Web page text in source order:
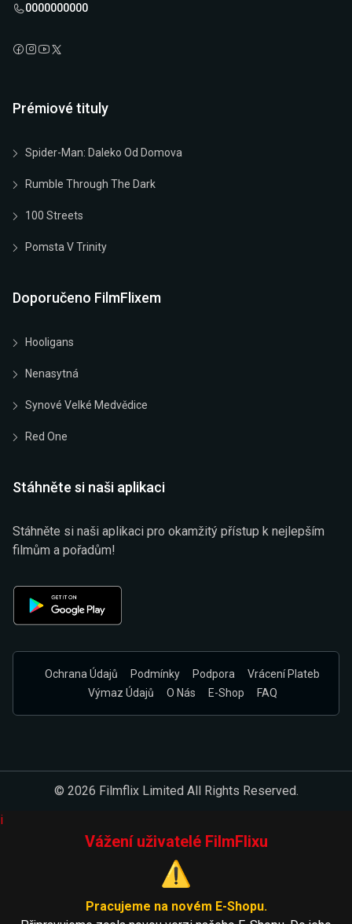
0000000000
Prémiové tituly
Spider-Man: Daleko Od Domova
Rumble Through The Dark
100 Streets
Pomsta V Trinity
Doporučeno FilmFlixem
Hooligans
Nenasytná
Synové Velké Medvědice
Red One
Stáhněte si naši aplikaci
Stáhněte si naši aplikaci pro okamžitý přístup k nejlepším
filmům a pořadům!
Ochrana Údajů Podmínky Podpora
Vrácení Plateb
Výmaz Údajů
O Nás E-Shop FAQ
© 2026 Filmflix Limited All Rights Reserved.
i
Vážení uživatelé FilmFlixu
⚠️
Pracujeme na novém E-Shopu.